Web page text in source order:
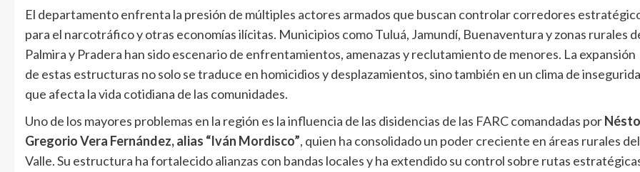
El departamento enfrenta la presión de múltiples actores armados que buscan controlar corredores
para el narcotráfico y otras economías ilícitas. Municipios como Tuluá, Jamundí, Buenaventura y zonas rurales
Palmira y Pradera han sido escenario de enfrentamientos, amenazas y reclutamiento de menores. La expansión
de estas estructuras no solo se traduce en homicidios y desplazamientos, sino también en un clima de
que afecta la vida cotidiana de las comunidades.
Uno de los mayores problemas en la región es la influencia de las disidencias de las FARC comandadas por
Gregorio Vera Fernández, alias “Iván Mordisco”, quien ha consolidado un poder creciente en áreas rurales del
Valle. Su estructura ha fortalecido alianzas con bandas locales y ha extendido su control sobre rutas